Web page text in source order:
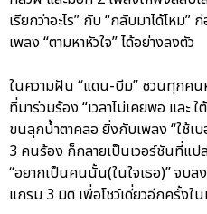
เรียกว่าอะไร” กับ “กลับมาได้ไหม”
เพลง “ตามหาหัวใจ” ได้อย่างลงตัว
ในความฝัน “แดน-บีม” ชวนทุกคน
ที่มาร่วมร้อง “เวลาไม่เคยพอ และ
ขนลุกน้ำตาคลอ ยิ่งกับเพลง “ใช้เ
3 คนร้อง ก็กลายเป็นเวอร์ชันที่แ
“อยากเป็นคนนั้น(ในใจเธอ)” จบล
แกรม 3 มิติ เพื่อโชว์เดี่ยวอีกครั้งใ